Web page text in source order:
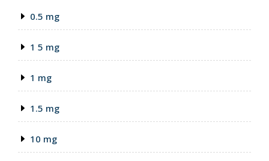
0.5 mg
1 5 mg
1 mg
1.5 mg
10 mg